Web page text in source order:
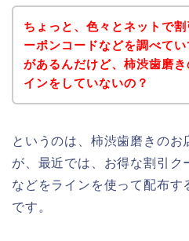
ちょっと、色々とネットで
ーポンコードなどを調べて
があるんだけど、柿渋歯磨
インをしていないの？
というのは、柿渋歯磨きのお
が、最近では、お得な割引ク
などをラインを使って配布す
です。